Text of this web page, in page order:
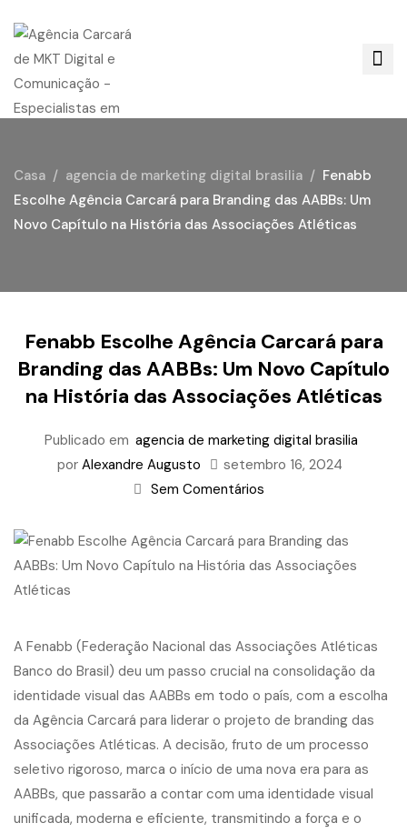
Casa agencia de marketing digital brasilia
Fenabb
Escolhe Agência Carcará para Branding das AABBs: Um
Novo Capítulo na História das Associações Atléticas
Fenabb Escolhe Agência Carcará para
Branding das AABBs: Um Novo Capítulo
na História das Associações Atléticas
Publicado em agencia de marketing digital brasilia
por Alexandre Augusto
setembro 16, 2024
Sem Comentários
A Fenabb (Federação Nacional das Associações Atléticas
Banco do Brasil) deu um passo crucial na consolidação da
identidade visual das AABBs em todo o país, com a escolha
da Agência Carcará para liderar o projeto de branding das
Associações Atléticas. A decisão, fruto de um processo
seletivo rigoroso, marca o início de uma nova era para as
AABBs, que passarão a contar com uma identidade visual
unificada, moderna e eficiente, transmitindo a força e o